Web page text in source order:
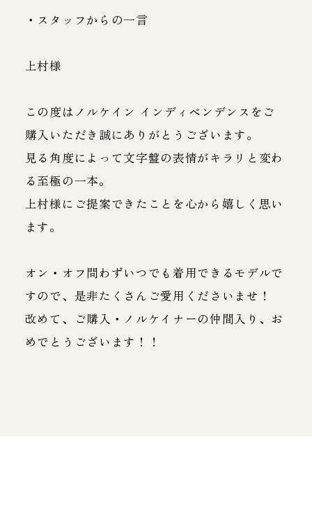
・スタッフからの一言
上村様
この度はノルケイン インディペンデンスをご
購入いただき誠にありがとうございます。
見る角度によって文字盤の表情がキラリと変わ
る至極の一本。
上村様にご提案できたことを心から嬉しく思い
ます。
オン・オフ問わずいつでも着用できるモデルで
すので、是非たくさんご愛用くださいませ！
改めて、ご購入・ノルケイナーの仲間入り、お
めでとうございます！！